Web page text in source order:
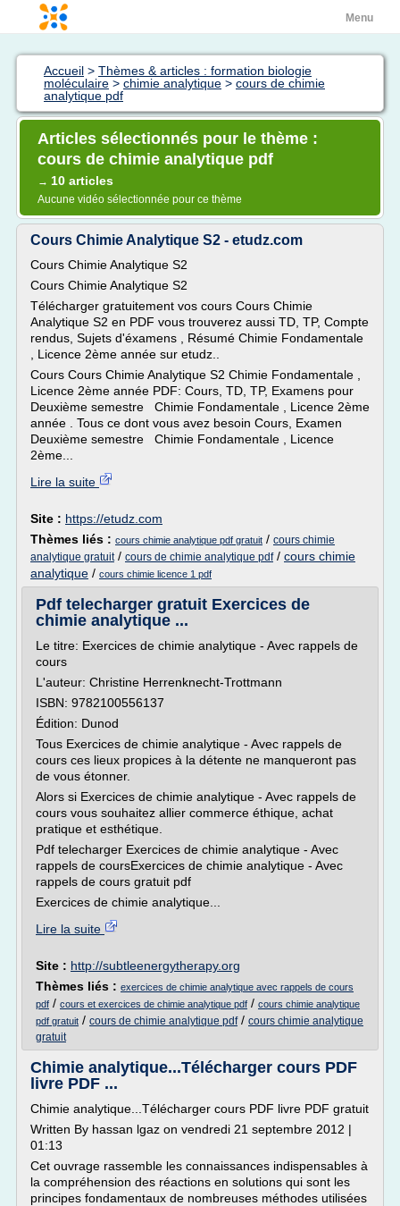
Menu
Accueil > Thèmes & articles : formation biologie
moléculaire > chimie analytique > cours de chimie
analytique pdf
Articles sélectionnés pour le thème :
cours de chimie analytique pdf
→ 10 articles
Aucune vidéo sélectionnée pour ce thème
Cours Chimie Analytique S2 - etudz.com
Cours Chimie Analytique S2
Cours Chimie Analytique S2
Télécharger gratuitement vos cours Cours Chimie
Analytique S2 en PDF vous trouverez aussi TD, TP, Compte
rendus, Sujets d'éxamens , Résumé Chimie Fondamentale
, Licence 2ème année sur etudz..
Cours Cours Chimie Analytique S2 Chimie Fondamentale ,
Licence 2ème année PDF: Cours, TD, TP, Examens pour
Deuxième semestre Chimie Fondamentale , Licence 2ème
année . Tous ce dont vous avez besoin Cours, Examen
Deuxième semestre Chimie Fondamentale , Licence
2ème...
Lire la suite
Site : https://etudz.com
Thèmes liés : cours chimie analytique pdf gratuit / cours chimie
analytique gratuit/ cours de chimie analytique pdf/ cours chimie
analytique / cours chimie licence 1 pdf
Pdf telecharger gratuit Exercices de
chimie analytique ...
Le titre: Exercices de chimie analytique - Avec rappels de
cours
L'auteur: Christine Herrenknecht-Trottmann
ISBN: 9782100556137
Édition: Dunod
Tous Exercices de chimie analytique - Avec rappels de
cours ces lieux propices à la détente ne manqueront pas
de vous étonner.
Alors si Exercices de chimie analytique - Avec rappels de
cours vous souhaitez allier commerce éthique, achat
pratique et esthétique.
Pdf telecharger Exercices de chimie analytique - Avec
rappels de coursExercices de chimie analytique - Avec
rappels de cours gratuit pdf
Exercices de chimie analytique...
Lire la suite
Site : http://subtleenergytherapy.org
Thèmes liés : exercices de chimie analytique avec rappels de cours
pdf / cours et exercices de chimie analytique pdf / cours chimie analytique
pdf gratuit / cours de chimie analytique pdf/ cours chimie analytique
gratuit
Chimie analytique...Télécharger cours PDF
livre PDF ...
Chimie analytique...Télécharger cours PDF livre PDF gratuit
Written By hassan lgaz on vendredi 21 septembre 2012 |
01:13
Cet ouvrage rassemble les connaissances indispensables à
la compréhension des réactions en solutions qui sont les
principes fondamentaux de nombreuses méthodes utilisées